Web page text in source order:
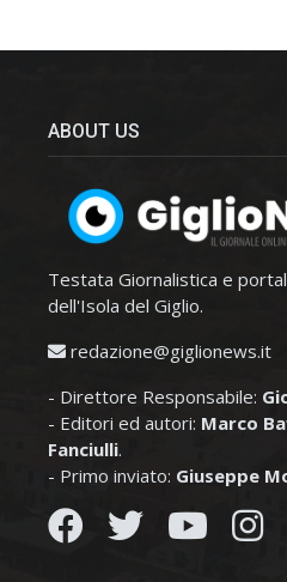
ABOUT US
Testata Giornalistica e
dell'Isola del Giglio.
redazione@giglionews.it
- Direttore Responsabile:
- Editori ed autori: Marco
Fanciulli.
- Primo inviato: Giuseppe